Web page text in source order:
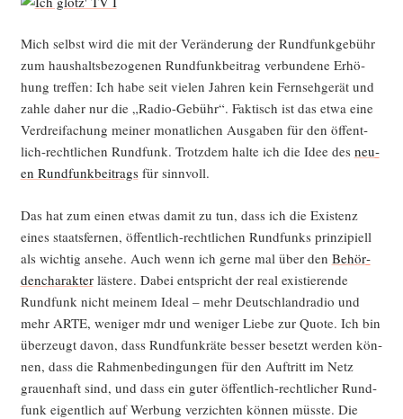
tags­
Würt­
Mich selbst wird die mit der Ver­än­de­rung der Rund­funk­ge­bühr
zum haus­halts­be­zo­ge­nen Rund­funk­bei­trag ver­bun­de­ne Erhö­
hung tref­fen: Ich habe seit vie­len Jah­ren kein Fern­seh­ge­rät und
zah­le daher nur die „Radio-Gebühr“. Fak­tisch ist das etwa eine
Ver­drei­fa­chung mei­ner monat­li­chen Aus­ga­ben für den öffent­
lich-recht­li­chen Rund­funk. Trotz­dem hal­te ich die Idee des neu­
en Rund­funk­bei­tragsfür sinnvoll.
Das hat zum einen etwas damit zu tun, dass ich die Exis­tenz
eines staats­fer­nen, öffent­lich-recht­li­chen Rund­funks prin­zi­pi­ell
als wich­tig anse­he. Auch wenn ich ger­ne mal über den Behör­
den­cha­rak­terläs­te­re. Dabei ent­spricht der real exis­tie­ren­de
Rund­funk nicht mei­nem Ide­al – mehr Deutsch­land­ra­dio und
mehr ARTE, weni­ger mdr und weni­ger Lie­be zur Quo­te. Ich bin
über­zeugt davon, dass Rund­funk­rä­te bes­ser besetzt wer­den kön­
nen, dass die Rah­men­be­din­gun­gen für den Auf­tritt im Netz
grau­en­haft sind, und dass ein guter öffent­lich-recht­li­cher Rund­
funk eigent­lich auf Wer­bung ver­zich­ten kön­nen müss­te. Die